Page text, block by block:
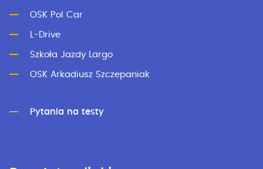
OSK Pol Car
L-Drive
Szkoła Jazdy Largo
OSK Arkadiusz Szczepaniak
Pytania na testy